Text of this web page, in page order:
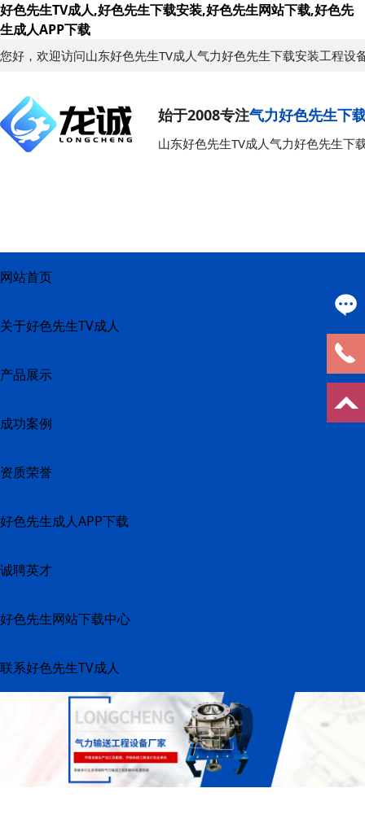
好色先生TV成人,好色先生下载安装,好色先生网站下载,好色先
生成人APP下载
您好，欢迎访问山东好色先生TV成人气力好色先生下载安装工程设
始于2008专注气力好色先生下
山东好色先生TV成人气力好色先生下
网站首页
关于好色先生TV成人
产品展示
成功案例
资质荣誉
好色先生成人APP下载
诚聘英才
好色先生网站下载中心
联系好色先生TV成人